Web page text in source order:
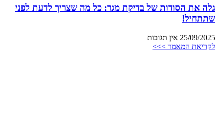
גלה את הסודות של בדיקת מגר: כל מה שצריך לדעת לפני
שתתחיל!
25/09/2025 אין תגובות
לקריאת המאמר >>>